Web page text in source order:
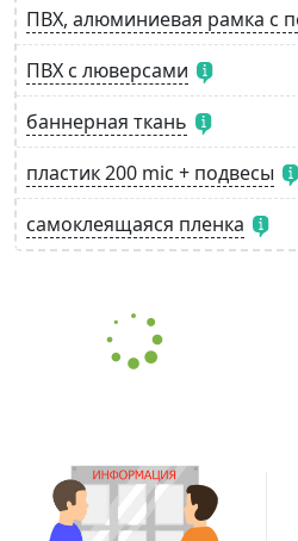
ПВХ, алюминиевая рамка с
ПВХ с люверсами
баннерная ткань
пластик 200 mic + подвесы
самоклеящаяся пленка